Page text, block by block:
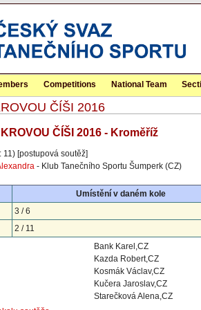
Competitions National Team
ČÍŠI 2016
ČÍŠI 2016 - Kroměříž
[postupová soutěž]
- Klub Tanečního Sportu Šumperk (CZ)
Umístění v daném kole
3 / 6
2 / 11
Bank Karel,CZ
Kazda Robert,CZ
Kosmák Václav,CZ
Kučera Jaroslav,CZ
Starečková Alena,CZ